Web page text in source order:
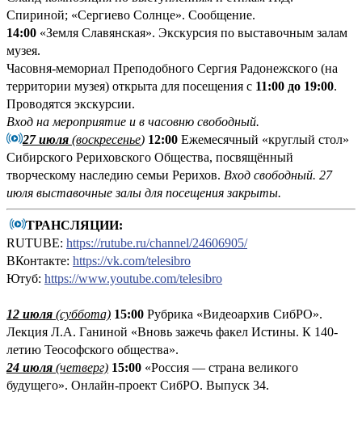
Спириной; «Сергиево Солнце». Сообщение.
14:00 «Земля Славянская». Экскурсия по выставочным залам
музея.
Часовня-мемориал Преподобного Сергия Радонежского (на
территории музея) открыта для посещения с 11:00 до 19:00.
Проводятся экскурсии.
Вход на мероприятие и в часовню свободный.
27 июля (воскресенье) 12:00 Ежемесячный «круглый стол»
Сибирского Рериховского Общества, посвящённый
творческому наследию семьи Рерихов. Вход свободный. 27
июля выставочные залы для посещения закрыты.
ТРАНСЛЯЦИИ:
RUTUBE: https://rutube.ru/channel/24606905/
ВКонтакте: https://vk.com/telesibro
Ютуб: https://www.youtube.com/telesibro
12 июля (суббота) 15:00 Рубрика «Видеоархив СибРО».
Лекция Л.А. Ганиной «Вновь зажечь факел Истины. К 140-
летию Теософского общества».
24 июля (четверг) 15:00 «Россия — страна великого
будущего». Онлайн-проект СибРО. Выпуск 34.